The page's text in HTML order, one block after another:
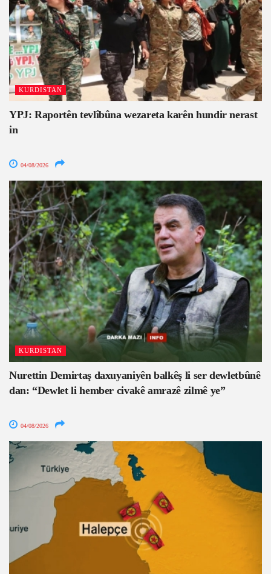
KURDISTAN
YPJ: Raportên tevlîbûna wezareta karên hundir nerast
in
04/08/2026
KURDISTAN
Nurettin Demirtaş daxuyaniyên balkêş li ser dewletbûnê
dan: “Dewlet li hember civakê amrazê zilmê ye”
04/08/2026